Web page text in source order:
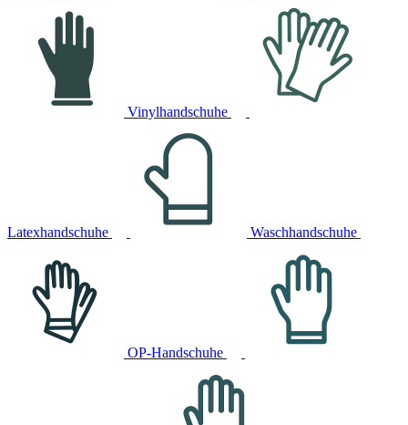
Vinylhandschuhe
Latexhandschuhe Waschhandschuhe
OP-Handschuhe